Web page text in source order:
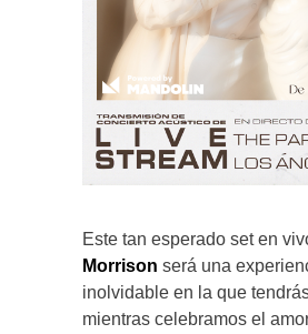
Este tan esperado set en
Morrison será una
inolvidable en la que
mientras celebramos el